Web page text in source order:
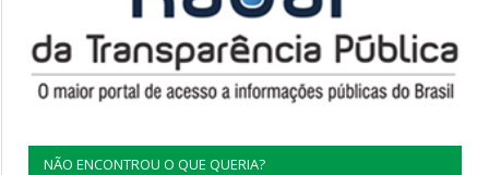
NÃO ENCONTROU O QUE QUERIA?